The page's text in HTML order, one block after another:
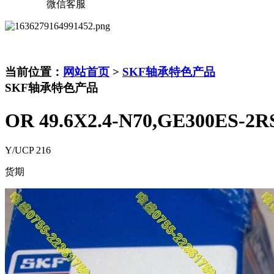
微信客服
当前位置： 网站首页 > SKF轴承特色产品
SKF轴承特色产品
OR 49.6X2.4-N70,GE300ES-
Y/UCP 216
货期